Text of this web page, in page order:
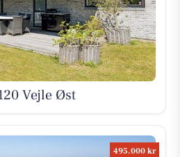
Vejle Øst
495.000 kr